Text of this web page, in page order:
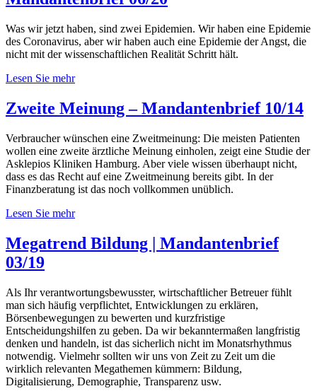
Was wir jetzt haben, sind zwei Epidemien. Wir haben eine Epidemie
des Coronavirus, aber wir haben auch eine Epidemie der Angst, die
nicht mit der wissenschaftlichen Realität Schritt hält.
Lesen Sie mehr
Zweite Meinung – Mandantenbrief 10/14
Verbraucher wünschen eine Zweitmeinung: Die meisten Patienten
wollen eine zweite ärztliche Meinung einholen, zeigt eine Studie der
Asklepios Kliniken Hamburg. Aber viele wissen überhaupt nicht,
dass es das Recht auf eine Zweitmeinung bereits gibt. In der
Finanzberatung ist das noch vollkommen unüblich.
Lesen Sie mehr
Megatrend Bildung | Mandantenbrief
03/19
Als Ihr verantwortungsbewusster, wirtschaftlicher Betreuer fühlt
man sich häufig verpflichtet, Entwicklungen zu erklären,
Börsenbewegungen zu bewerten und kurzfristige
Entscheidungshilfen zu geben. Da wir bekanntermaßen langfristig
denken und handeln, ist das sicherlich nicht im Monatsrhythmus
notwendig. Vielmehr sollten wir uns von Zeit zu Zeit um die
wirklich relevanten Megathemen kümmern: Bildung,
Digitalisierung, Demographie, Transparenz usw.